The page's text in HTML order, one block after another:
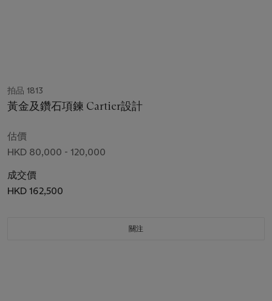
拍品 1813
黃金及鑽石項鍊 Cartier設計
估價
HKD 80,000 - 120,000
成交價
HKD 162,500
關注